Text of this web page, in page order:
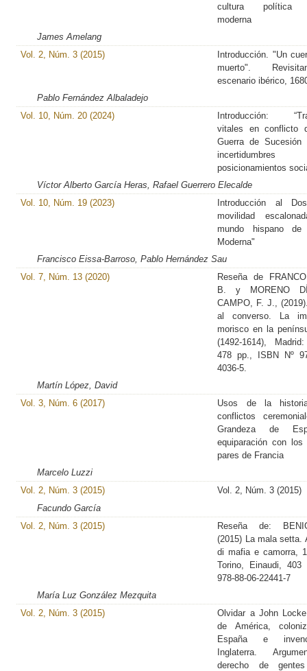
cultura política
moderna
James Amelang
Vol. 2, Núm. 3 (2015)
Introducción. "Un
muerto".
escenario ibérico,
Pablo Fernández Albaladejo
Vol. 10, Núm. 20 (2024)
Introducción:
vitales en conflicto
Guerra de Sucesión
posicionamientos
Víctor Alberto García Heras, Rafael Guerrero Elecalde
Vol. 10, Núm. 19 (2023)
Introducción al
movilidad
mundo hispano
Moderna"
Francisco Eissa-Barroso, Pablo Hernández Sau
Vol. 7, Núm. 13 (2020)
Reseña de
B. y MORENO
CAMPO, F. J.,
al converso. La
morisco en la
(1492-1614),
478 pp., ISBN Nº
4036-5.
Martín López, David
Vol. 3, Núm. 6 (2017)
Usos de la
conflictos
Grandeza de
equiparación con
pares de Francia
Marcelo Luzzi
Vol. 2, Núm. 3 (2015)
Vol. 2, Núm. 3 (2015)
Facundo García
Vol. 2, Núm. 3 (2015)
Reseña de:
(2015) La mala setta.
di mafia e camorra,
Torino, Einaudi, 403
978-88-06-22441-7
María Luz González Mezquita
Vol. 2, Núm. 3 (2015)
Olvidar a John
de América,
España e
Inglaterra.
derecho de